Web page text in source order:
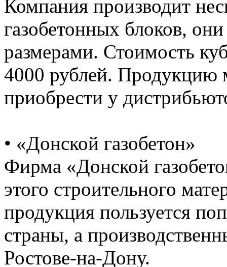
Компания производит
газобетонных блоков,
размерами. Стоимость
4000 рублей. Продукцию
приобрести у
• «Донской газобетон»
Фирма «Донской
этого строительного
продукция пользуется
страны, а
Ростове-на-Дону.